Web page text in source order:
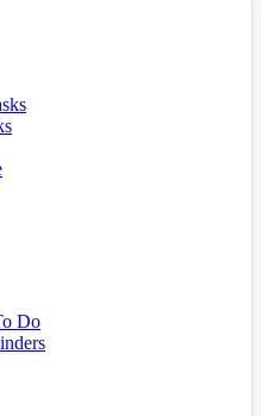
Do